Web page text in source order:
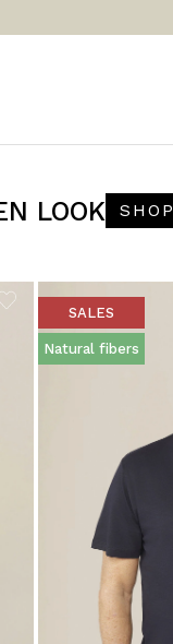
LOOK
SALES
Natural fibers